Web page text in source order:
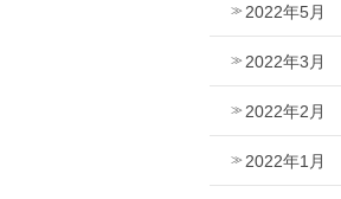
2022年5月
2022年3月
2022年2月
2022年1月